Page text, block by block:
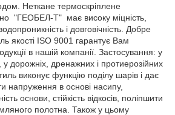
Неткане термоскріплене
"ГЕОБЕЛ-Т" має високу міцність,
і довговічність. Добре
якості ISO 9001 гарантує Вам
в нашій компанії. Застосування: у
у дорожніх, дренажних і протиерозійних
виконує функцію поділу шарів і дає
напруження в основі насипу,
основи, стійкість відкосів, поліпшити
полотна. Також у цьому